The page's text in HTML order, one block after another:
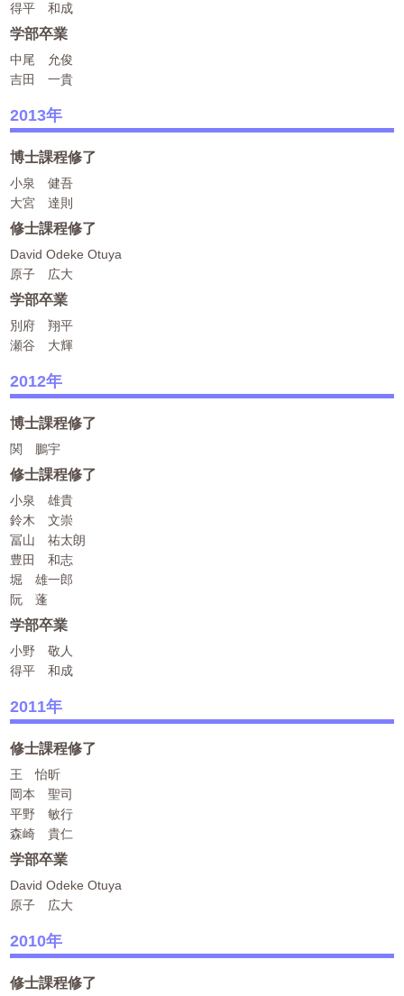
得平 和成
学部卒業
中尾 允俊
吉田 一貴
2013年
博士課程修了
小泉 健吾
大宮 達則
修士課程修了
David Odeke Otuya
原子 広大
学部卒業
別府 翔平
瀬谷 大輝
2012年
博士課程修了
関 鵬宇
修士課程修了
小泉 雄貴
鈴木 文崇
冨山 祐太朗
豊田 和志
堀 雄一郎
阮 蓬
学部卒業
小野 敬人
得平 和成
2011年
修士課程修了
王 怡昕
岡本 聖司
平野 敏行
森崎 貴仁
学部卒業
David Odeke Otuya
原子 広大
2010年
修士課程修了